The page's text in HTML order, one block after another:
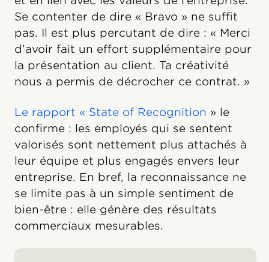
Se contenter de dire « Bravo » ne suffit
pas. Il est plus percutant de dire : « Merci
d’avoir fait un effort supplémentaire pour
la présentation au client. Ta créativité
nous a permis de décrocher ce contrat. »
Le rapport « State of Recognition » le
confirme : les employés qui se sentent
valorisés sont nettement plus attachés à
leur équipe et plus engagés envers leur
entreprise. En bref, la reconnaissance ne
se limite pas à un simple sentiment de
bien-être : elle génère des résultats
commerciaux mesurables.